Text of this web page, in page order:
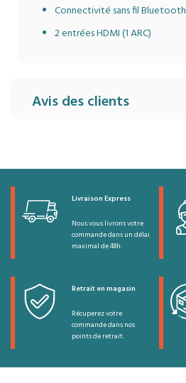
Connectivité sans fil Bluetooth
2 entrées HDMI (1 ARC)
Avis des clients
Livraison Express
Nous vous livrons votre
commande dans un délai
maximal de 48h.
Retrait en magasin
Récuperez votre
commande dans nos
points de retrait.